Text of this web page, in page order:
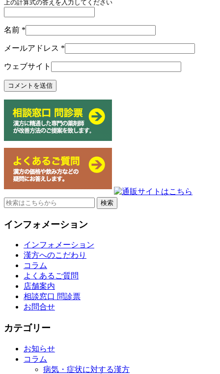
上の計算式の答えを入力してください
名前 *
メールアドレス *
ウェブサイト
Search
for:
インフォメーション
インフォメーション
漢方へのこだわり
コラム
よくあるご質問
店舗案内
相談窓口 問診票
お問合せ
カテゴリー
お知らせ
コラム
病気・症状に対する漢方